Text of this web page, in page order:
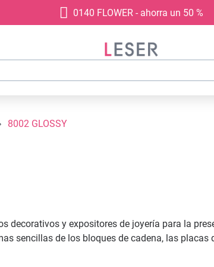
0140 FLOWER - ahorra un 50 %
8002 GLOSSY
decorativos y expositores de joyería para la
sencillas de los bloques de cadena, las